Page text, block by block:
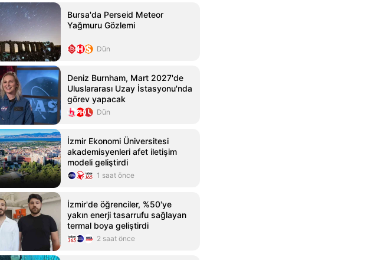
Bursa'da Perseid Meteor
Yağmuru Gözlemi
Dün
Deniz Burnham, Mart 2027'de
Uluslararası Uzay İstasyonu'nda
görev yapacak
Dün
İzmir Ekonomi Üniversitesi
akademisyenleri afet iletişim
modeli geliştirdi
1 saat önce
İzmir'de öğrenciler, %50'ye
yakın enerji tasarrufu sağlayan
termal boya geliştirdi
2 saat önce